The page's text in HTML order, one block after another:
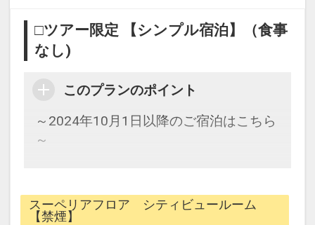
■お部屋■
○全室洗い場付のバスルームとトイレは
セパレート！
○全室加湿機能付空気清浄機完備
○全館Wi-Fi接続可能
○チェックイン／15:00 チェックアウト
■ユニバーサル・スタジオ・ジャパンか
ら徒歩約1分
□ツアー限定 【シンプル宿泊】（食事
なし)
このプランのポイント
～2024年10月1日以降のご宿泊はこちら
～
パークに一番近い、オフィシャルホテ
スーペリアフロア シティビュールーム
【禁煙】